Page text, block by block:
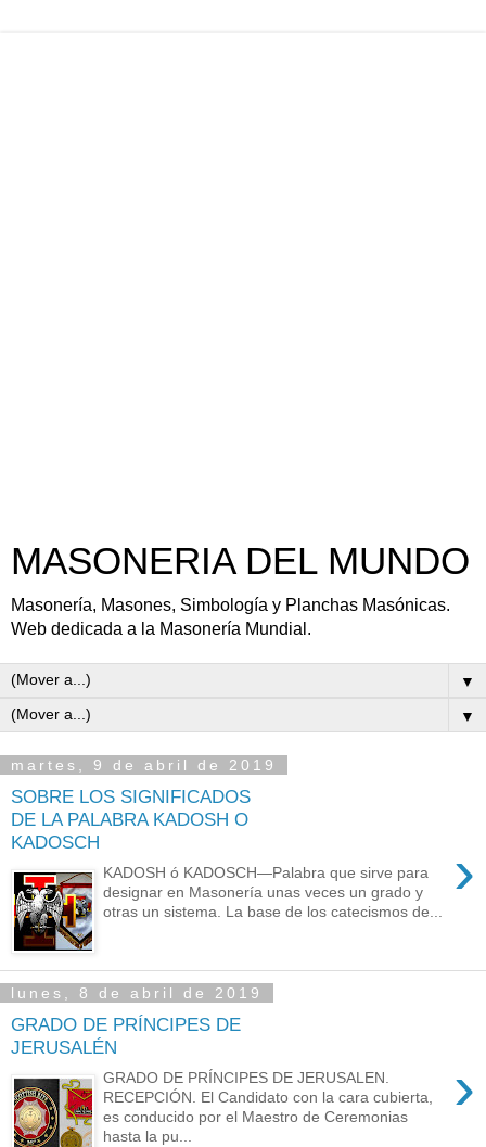
MASONERIA DEL MUNDO
Masonería, Masones, Simbología y Planchas Masónicas.
Web dedicada a la Masonería Mundial.
▼
▼
martes, 9 de abril de 2019
SOBRE LOS SIGNIFICADOS
DE LA PALABRA KADOSH O
KADOSCH
›
KADOSH ó KADOSCH—Palabra que sirve para
designar en Masonería unas veces un grado y
otras un sistema. La base de los catecismos de...
lunes, 8 de abril de 2019
GRADO DE PRÍNCIPES DE
JERUSALÉN
›
GRADO DE PRÍNCIPES DE JERUSALEN.
RECEPCIÓN. El Candidato con la cara cubierta,
es conducido por el Maestro de Ceremonias
hasta la pu...